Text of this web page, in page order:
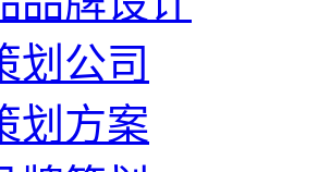
划公司
划方案